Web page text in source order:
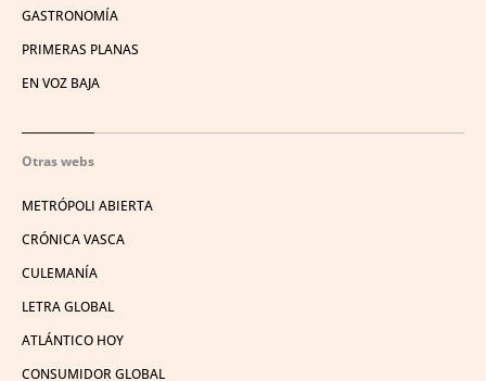
GASTRONOMÍA
PRIMERAS PLANAS
EN VOZ BAJA
Otras webs
METRÓPOLI ABIERTA
CRÓNICA VASCA
CULEMANÍA
LETRA GLOBAL
ATLÁNTICO HOY
CONSUMIDOR GLOBAL